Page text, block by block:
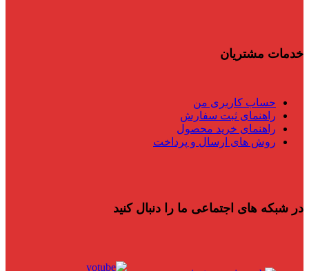
خدمات مشتریان
حساب کاربری من
راهنمای ثبت سفارش
راهنمای خرید محصول
روش های ارسال و پرداخت
در شبکه های اجتماعی ما را دنبال کنید